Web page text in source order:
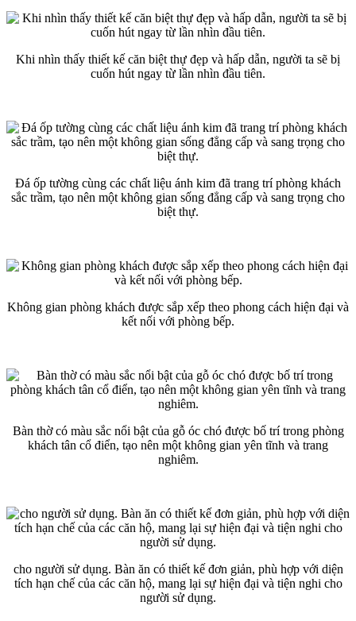
Khi nhìn thấy thiết kế căn biệt thự đẹp và hấp dẫn, người ta sẽ bị
cuốn hút ngay từ lần nhìn đầu tiên.
Đá ốp tường cùng các chất liệu ánh kim đã trang trí phòng khách
sắc trầm, tạo nên một không gian sống đẳng cấp và sang trọng cho
biệt thự.
Không gian phòng khách được sắp xếp theo phong cách hiện đại và
kết nối với phòng bếp.
Bàn thờ có màu sắc nổi bật của gỗ óc chó được bố trí trong phòng
khách tân cổ điển, tạo nên một không gian yên tĩnh và trang
nghiêm.
cho người sử dụng. Bàn ăn có thiết kế đơn giản, phù hợp với diện
tích hạn chế của các căn hộ, mang lại sự hiện đại và tiện nghi cho
người sử dụng.